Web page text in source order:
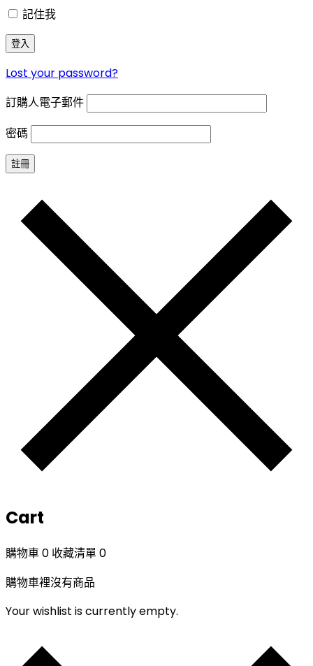
記住我
登入
Lost your password?
訂購人電子郵件
密碼
註冊
Cart
購物車0 收藏清單0
購物車裡沒有商品
Your wishlist is currently empty.